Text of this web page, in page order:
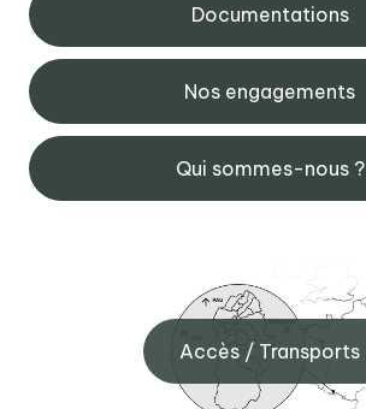
Documentations
Nos engagements
Qui sommes-nous ?
Accès / Transports